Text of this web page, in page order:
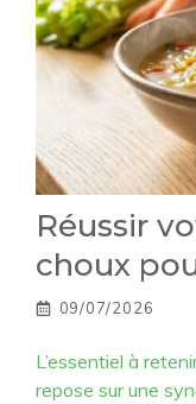
Réussir
choux
09/07/2026
L’essentiel à
repose sur une